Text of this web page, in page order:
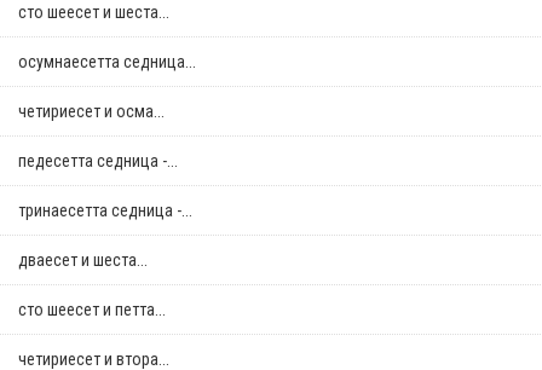
сто шеесет и шеста...
осумнaесетта седница...
четириесет и осма...
педесетта седница -...
тринаесетта седница -...
дваесет и шеста...
сто шеесет и петта...
четириесет и втора...